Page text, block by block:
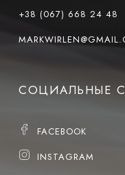
+38 (067) 668 24 48
СОЦИАЛЬНЫЕ
FACEBOOK
INSTAGRAM